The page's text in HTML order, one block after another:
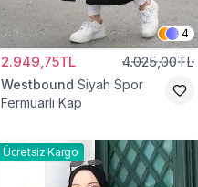
4
2.949,75TL 4.025,00TL
Westbound Siyah Spor
Fermuarlı Kap
Ücretsiz Kargo